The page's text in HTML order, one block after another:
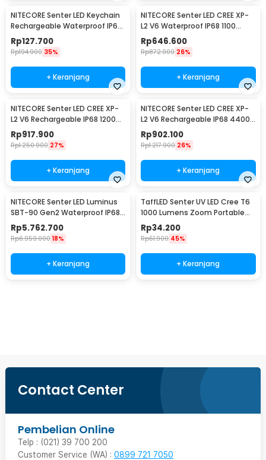
NITECORE Senter LED Keychain
Rechargeable Waterproof IP65
55 Lumens - Tube V2.0
Rp127.700
Rp194.900 35%
+ Keranjang
NITECORE Senter LED CREE XP-
L2 V6 Waterproof IP68 1100
Lumens - P10 V2
Rp646.600
Rp872.900 26%
+ Keranjang
NITECORE Senter LED CREE XP-
L2 V6 Rechargeable IP68 1200
Lumens - MH12 V2
Rp917.900
Rp1.250.900 27%
+ Keranjang
NITECORE Senter LED CREE XP-
L2 V6 Rechargeable IP68 4400
Lumens - E4K
Rp902.100
Rp1.217.900 26%
+ Keranjang
NITECORE Senter LED Luminus
SBT-90 Gen2 Waterproof IP68
5200 Lumens - TM39
Rp5.762.700
Rp6.959.000 18%
+ Keranjang
TaffLED Senter UV LED Cree T6
1000 Lumens Zoom Portable
395nm - T118
Rp34.200
Rp61.900 45%
+ Keranjang
Contact Center
Pembelian Online
Telp : (021) 39 700 200
Customer Service (WA) : 0899 721 7050